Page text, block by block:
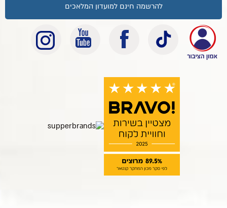
להרשמה חינם למועדון המלאכים